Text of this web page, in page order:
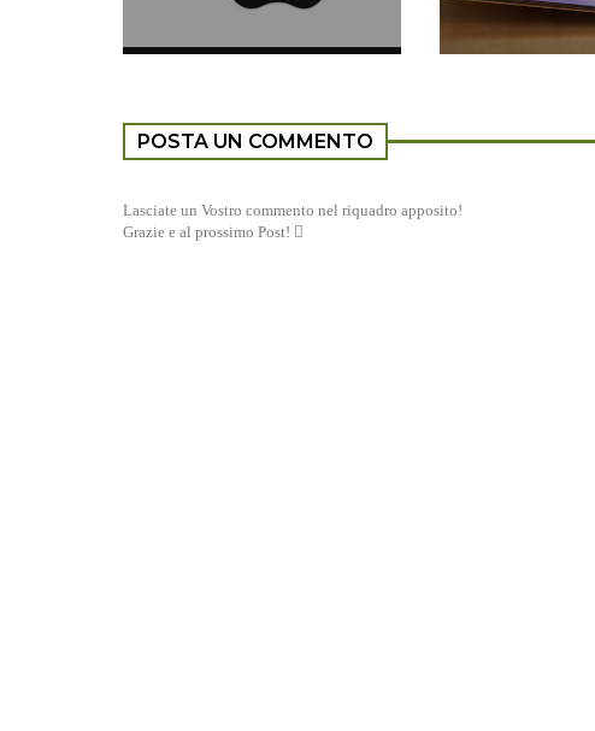
POSTA UN COMMENTO
Lasciate un Vostro commento nel riquadro apposito!
Grazie e al prossimo Post! 